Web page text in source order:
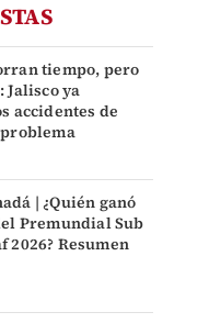
tiempo, pero
Jalisco ya
accidentes de
| ¿Quién ganó
Premundial Sub
2026? Resumen